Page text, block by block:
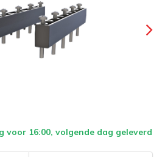
voor 16:00, volgende dag geleverd